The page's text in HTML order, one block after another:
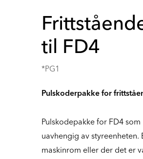
til FD4
*PG1
Pulskoderpakke for
Pulskodepakke for FD4
uavhengig av
maskinrom eller der det er